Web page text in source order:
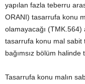
yapılan fazla teberru
ORANI) tasarrufa konu
olamayacağı (TMK.564)
tasarrufa konu mal sabit
bağımsız bölüm
Tasarrufa konu malın